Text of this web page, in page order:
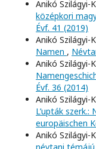
Anikó Szilágyi-
középkori
Évf. 41 (2019)
Anikó Szilágyi-
Namen ,
Anikó Szilágyi-
Évf. 36 (2014)
Anikó Szilágyi-
L’upták
europäischen
Anikó Szilágyi-